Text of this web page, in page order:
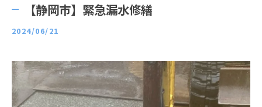
【静岡市】緊急漏水修繕
2024/06/21